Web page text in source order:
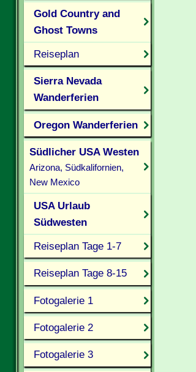
Gold Country and
Ghost Towns
Reiseplan
Sierra Nevada
Wanderferien
Oregon Wanderferien
Südlicher USA Westen
Arizona, Südkalifornien,
New Mexico
USA Urlaub
Südwesten
Reiseplan Tage 1-7
Reiseplan Tage 8-15
Fotogalerie 1
Fotogalerie 2
Fotogalerie 3